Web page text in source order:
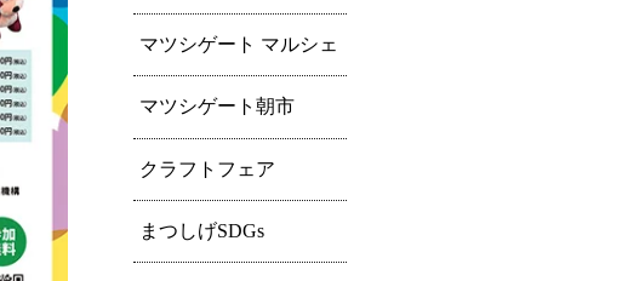
マツシゲート マルシェ
マツシゲート朝市
クラフトフェア
まつしげSDGs